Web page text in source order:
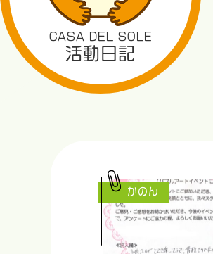
CASA DEL SOLE
活動日記
かのん